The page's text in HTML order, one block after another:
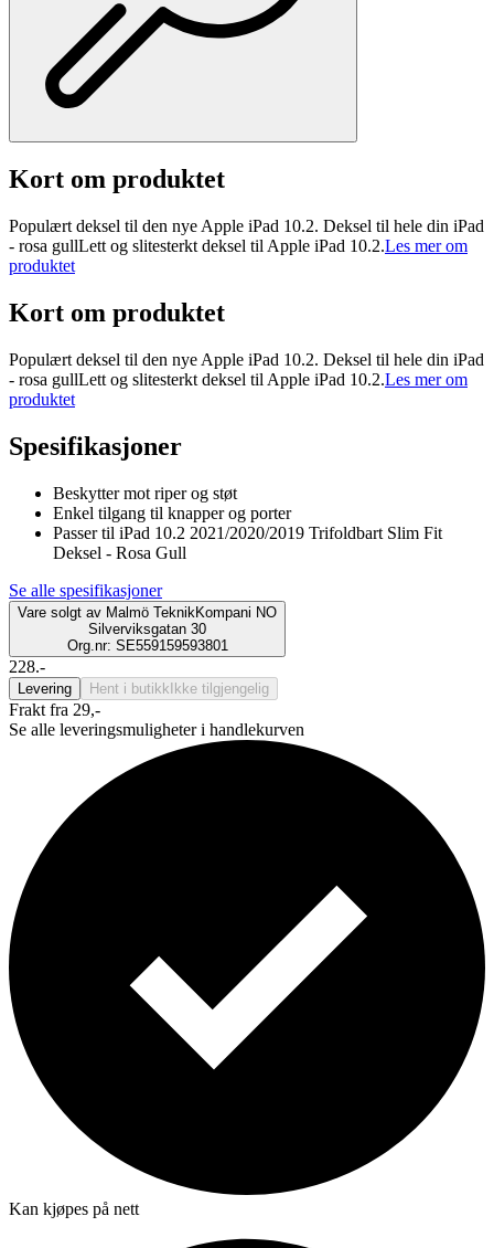
Kort om produktet
Populært deksel til den nye Apple iPad 10.2. Deksel til hele din iPad
- rosa gullLett og slitesterkt deksel til Apple iPad 10.2.Les mer om
produktet
Kort om produktet
Populært deksel til den nye Apple iPad 10.2. Deksel til hele din iPad
- rosa gullLett og slitesterkt deksel til Apple iPad 10.2.Les mer om
produktet
Spesifikasjoner
Beskytter mot riper og støt
Enkel tilgang til knapper og porter
Passer til iPad 10.2 2021/2020/2019 Trifoldbart Slim Fit
Deksel - Rosa Gull
Se alle spesifikasjoner
Vare solgt av Malmö TeknikKompani NO
Silverviksgatan 30
Org.nr: SE559159593801
228.-
Levering Hent i butikk Ikke tilgjengelig
Frakt fra 29,-
Se alle leveringsmuligheter i handlekurven
Kan kjøpes på nett